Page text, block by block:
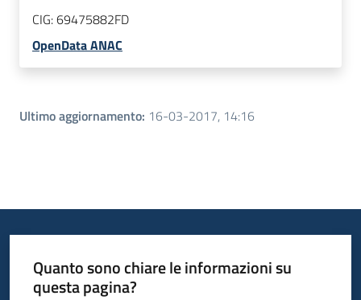
CIG:69475882FD
OpenData ANAC
Ultimo aggiornamento: 16-03-2017, 14:16
Quanto sono chiare le informazioni su
questa pagina?